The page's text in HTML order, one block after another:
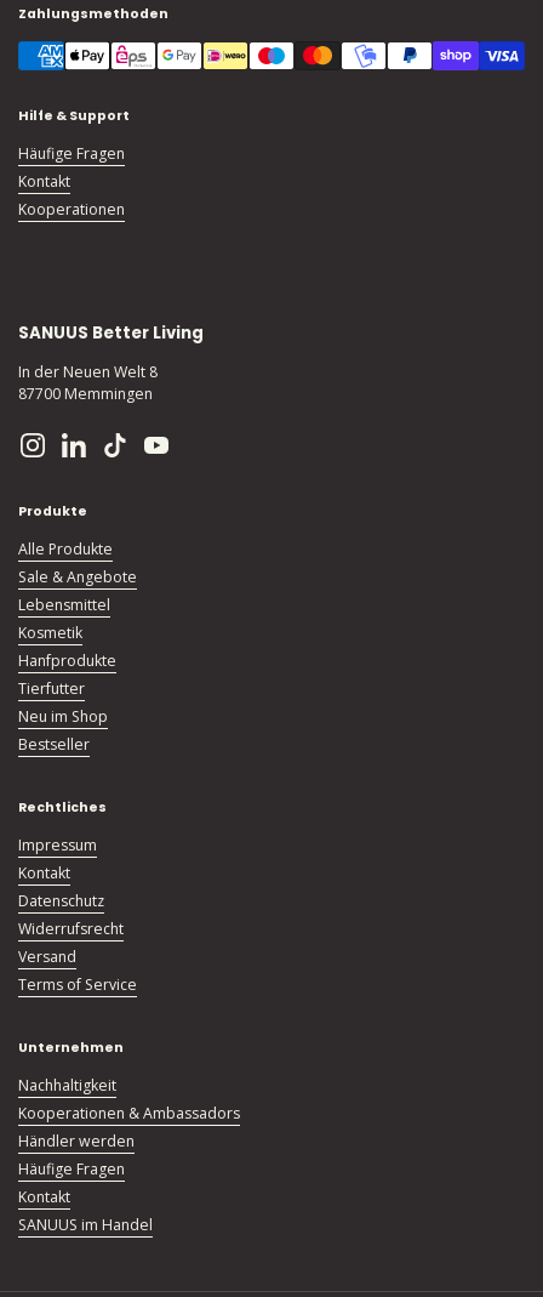
Zahlungsmethoden
Hilfe & Support
Häufige Fragen
Kontakt
Kooperationen
SANUUS Better Living
In der Neuen Welt 8
87700 Memmingen
InstagramLinkedInTikTokYouTube
Produkte
Alle Produkte
Sale & Angebote
Lebensmittel
Kosmetik
Hanfprodukte
Tierfutter
Neu im Shop
Bestseller
Rechtliches
Impressum
Kontakt
Datenschutz
Widerrufsrecht
Versand
Terms of Service
Unternehmen
Nachhaltigkeit
Kooperationen & Ambassadors
Händler werden
Häufige Fragen
Kontakt
SANUUS im Handel